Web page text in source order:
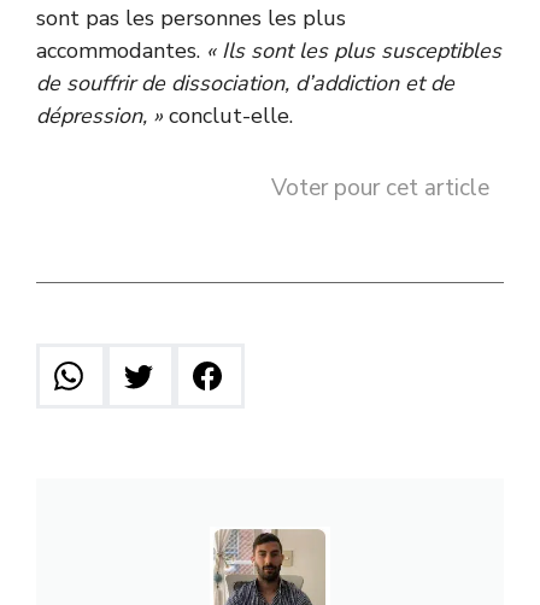
sont pas les personnes les plus
accommodantes. « Ils sont les plus susceptibles
de souffrir de dissociation, d’addiction et de
dépression, » conclut-elle.
Voter pour cet article